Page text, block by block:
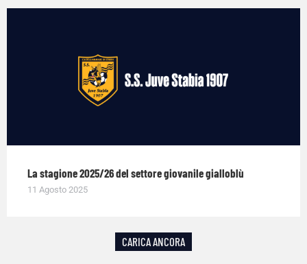
La stagione 2025/26 del settore giovanile gialloblù
11 Agosto 2025
CARICA ANCORA